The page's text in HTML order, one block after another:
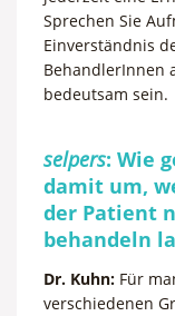
Sprechen Sie
Einverständnis
BehandlerInnen
bedeutsam sein.
selpers: Wie
damit um,
der Patient
behandeln
Dr. Kuhn: Für
verschiedenen